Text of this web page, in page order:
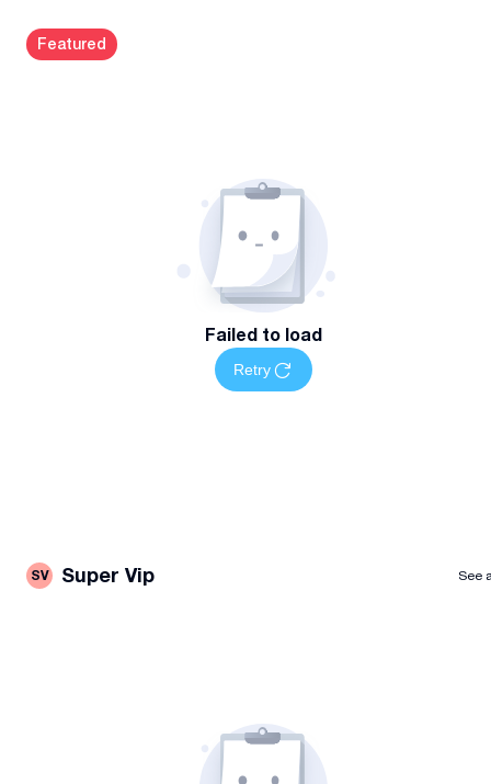
Featured
Failed to load
Retry
SV Super Vip See